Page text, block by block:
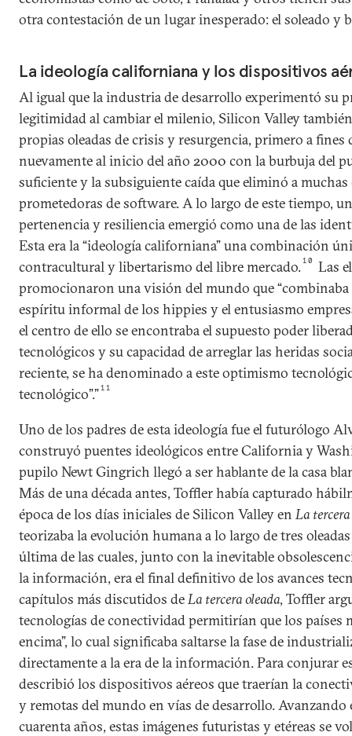
otra contestación de un lugar inesperado: el soleado y
La ideología californiana y los dispositivos
Al igual que la industria de desarrollo experimentó su
legitimidad al cambiar el milenio, Silicon Valley
propias oleadas de crisis y resurgencia, primero a fines
nuevamente al inicio del año 2000 con la burbuja del
suficiente y la subsiguiente caída que eliminó a
prometedoras de software. A lo largo de este tiempo,
pertenencia y resiliencia emergió como una de las
Esta era la “ideología californiana” una combinación
contracultural y libertarismo del libre mercado.10
Las
promocionaron una visión del mundo que “combinaba
espíritu informal de los hippies y el entusiasmo
el centro de ello se encontraba el supuesto poder
tecnológicos y su capacidad de arreglar las heridas
reciente, se ha denominado a este optimismo
tecnológico”.”11
Uno de los padres de esta ideología fue el futurólogo
construyó puentes ideológicos entre California y
pupilo Newt Gingrich llegó a ser hablante de la casa
Más de una década antes, Toffler había capturado
época de los días iniciales de Silicon Valley enLa
teorizaba la evolución humana a lo largo de tres
última de las cuales, junto con la inevitable
la información, era el final definitivo de los avances
capítulos más discutidos deLa tercera oleada, Toffler
tecnologías de conectividad permitirían que los países
encima”, lo cual significaba saltarse la fase de
directamente a la era de la información. Para conjurar
describió los dispositivos aéreos que traerían la
y remotas del mundo en vías de desarrollo. Avanzando
cuarenta años, estas imágenes futuristas y etéreas se